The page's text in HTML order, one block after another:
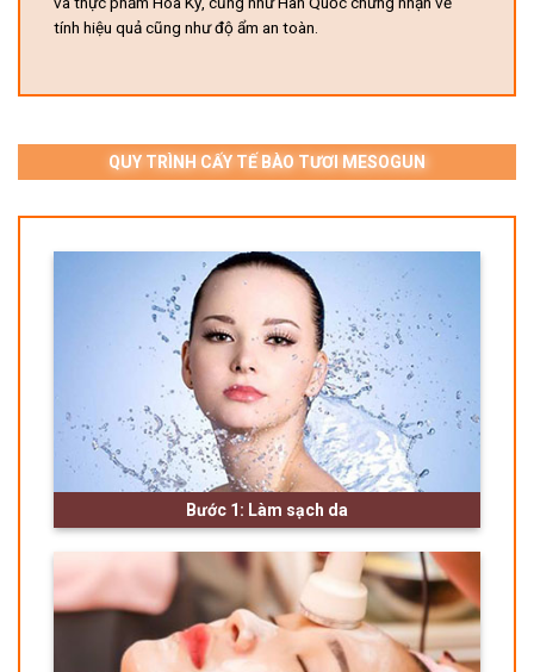
tính hiệu quả cũng như độ ẩm an toàn.
QUY TRÌNH CẤY TẾ BÀO TƯƠI MESOGUN
Bước 1: Làm sạch da